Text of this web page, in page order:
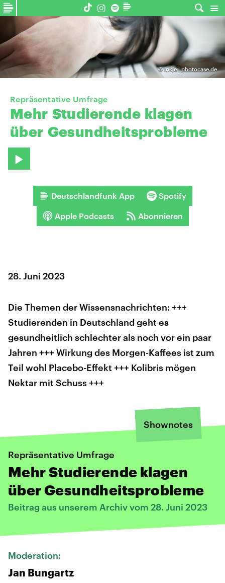
©inkje | photocase.de
Repräsentative Umfrage
Mehr Studierende klagen
über Gesundheitsprobleme
Deutschlandfunk App Spotify
Apple Podcasts Abonnieren
28. Juni 2023
Die Themen der Wissensnachrichten: +++
Studierenden in Deutschland geht es
gesundheitlich schlechter als noch vor ein paar
Jahren +++ Wirkung des Morgen-Kaffees ist zum
Teil wohl Placebo-Effekt +++ Kolibris mögen
Nektar mit Schuss +++
Shownotes
Repräsentative Umfrage
Mehr Studierende klagen
über Gesundheitsprobleme
Beitrag aus unserem Archiv vom 28. Juni 2023
Moderation:
Jan Bungartz